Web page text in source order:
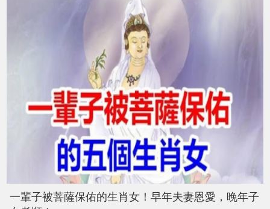
一輩子被菩薩保佑的生肖女！早年夫妻恩愛，晚年子